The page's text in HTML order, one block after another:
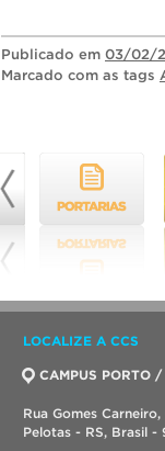
Publicado em 03/02/
Marcado com as tags
LOCALIZE A CCS
CAMPUS PORTO /
Rua Gomes
Pelotas - RS, Brasil -